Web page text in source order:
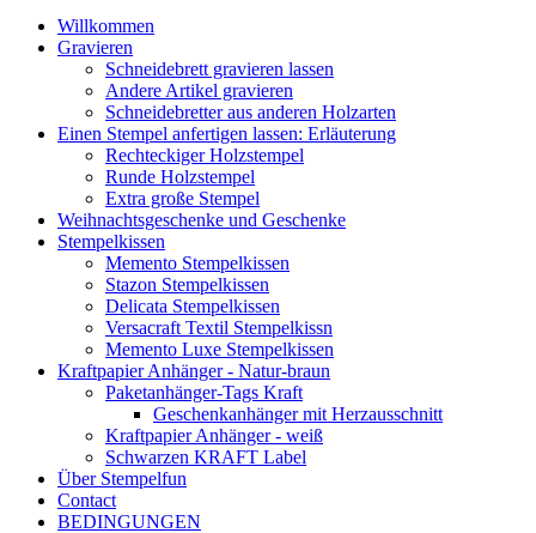
Willkommen
Gravieren
Schneidebrett gravieren lassen
Andere Artikel gravieren
Schneidebretter aus anderen Holzarten
Einen Stempel anfertigen lassen: Erläuterung
Rechteckiger Holzstempel
Runde Holzstempel
Extra große Stempel
Weihnachtsgeschenke und Geschenke
Stempelkissen
Memento Stempelkissen
Stazon Stempelkissen
Delicata Stempelkissen
Versacraft Textil Stempelkissn
Memento Luxe Stempelkissen
Kraftpapier Anhänger - Natur-braun
Paketanhänger-Tags Kraft
Geschenkanhänger mit Herzausschnitt
Kraftpapier Anhänger - weiß
Schwarzen KRAFT Label
Über Stempelfun
Contact
BEDINGUNGEN